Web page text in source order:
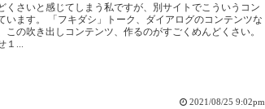
くさいと感じてしまう私ですが、別サイトでこういうコン
います。 「フキダシ」トーク、ダイアログのコンテンツな
この吹き出しコンテンツ、作るのがすごくめんどくさい。
...
2021/08/25 9:02pm